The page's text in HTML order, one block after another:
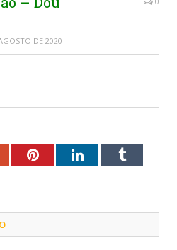
DE 2020
PinterestLinkedInTumblr